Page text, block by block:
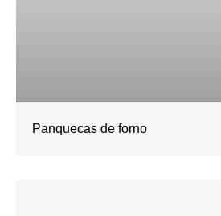
Panquecas de forno